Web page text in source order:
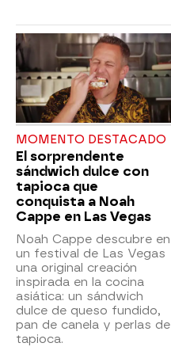
MOMENTO DESTACADO
El sorprendente
sándwich dulce con
tapioca que
conquista a Noah
Cappe en Las Vegas
Noah Cappe descubre en
un festival de Las Vegas
una original creación
inspirada en la cocina
asiática: un sándwich
dulce de queso fundido,
pan de canela y perlas de
tapioca.